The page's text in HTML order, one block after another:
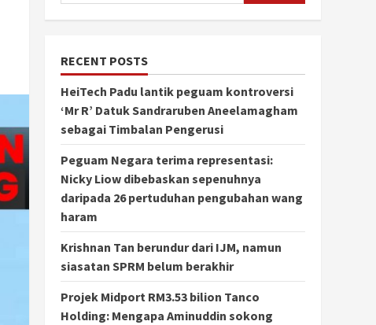
RECENT POSTS
HeiTech Padu lantik peguam kontroversi
‘Mr R’ Datuk Sandraruben Aneelamagham
sebagai Timbalan Pengerusi
Peguam Negara terima representasi:
Nicky Liow dibebaskan sepenuhnya
daripada 26 pertuduhan pengubahan wang
haram
Krishnan Tan berundur dari IJM, namun
siasatan SPRM belum berakhir
Projek Midport RM3.53 bilion Tanco
Holding: Mengapa Aminuddin sokong